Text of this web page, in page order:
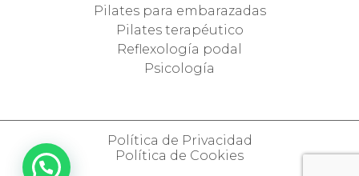
Pilates para embarazadas
Pilates terapéutico
Reflexología podal
Psicología
Política de Privacidad
Política de Cookies